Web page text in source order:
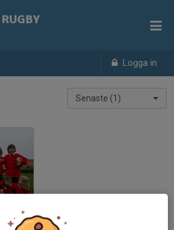
Logga in
Senaste (1)